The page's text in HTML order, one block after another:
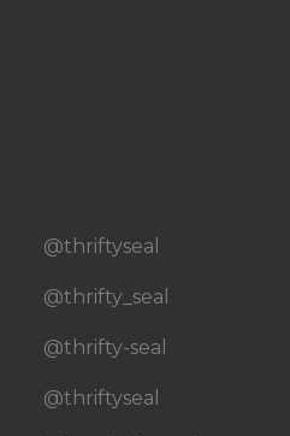
@thriftyseal
@thrifty_seal
@thrifty-seal
@thriftyseal